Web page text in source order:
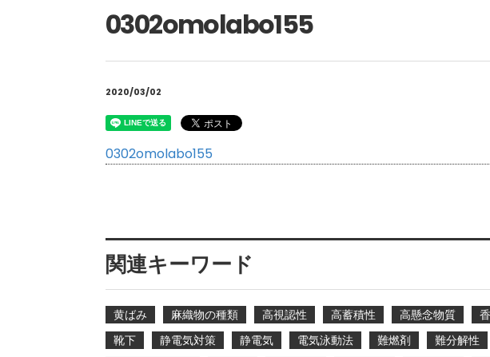
0302omolabo155
2020/03/02
0302omolabo155
関連キーワード
黄ばみ 麻織物の種類 高視認性 高蓄積性 高懸念物質
靴下
静電気対策 静電気 電気泳動法 難燃剤 難分解性